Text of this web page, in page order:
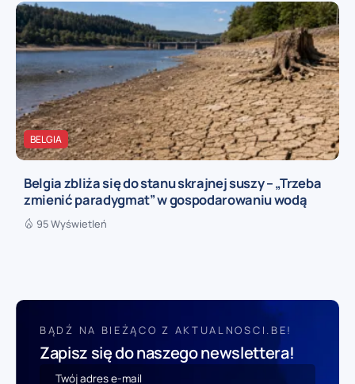
BELGIA
Belgia zbliża się do stanu skrajnej suszy – „Trzeba
zmienić paradygmat” w gospodarowaniu wodą
95 Wyświetleń
BĄDŹ NA BIEŻĄCO Z AKTUALNOSCI.BE!
Zapisz się do naszego newslettera!